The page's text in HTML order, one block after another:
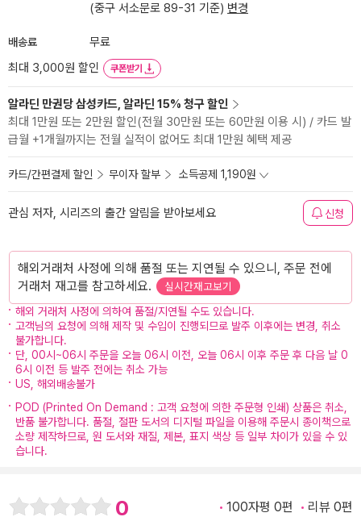
(중구 서소문로 89-31 기준) 변경
배송료
무료
최대 3,000원 할인
쿠폰받기
알라딘 만권당 삼성카드, 알라딘 15% 청구 할인
최대 1만원 또는 2만원 할인(전월 30만원 또는 60만원 이용 시) / 카드 발
급월 +1개월까지는 전월 실적이 없어도 최대 1만원 혜택 제공
카드/간편결제 할인 무이자 할부 소득공제 1,190원
관심 저자, 시리즈의 출간 알림을 받아보세요 신청
해외거래처 사정에 의해 품절 또는 지연될 수 있으니, 주문 전에
거래처 재고를 참고하세요.
실시간재고보기
해외 거래처 사정에 의하여 품절/지연될 수도 있습니다.
고객님의 요청에 의해 제작 및 수입이 진행되므로 발주 이후에는 변경, 취소
불가합니다.
단, 00시~06시 주문을 오늘 06시 이전, 오늘 06시 이후 주문 후 다음 날 0
6시 이전 등 발주 전에는 취소 가능
US, 해외배송불가
POD (Printed On Demand : 고객 요청에 의한 주문형 인쇄) 상품은 취소,
반품 불가합니다. 품절, 절판 도서의 디지털 파일을 이용해 주문시 종이책으로
소량 제작하므로, 원 도서와 재질, 제본, 표지 색상 등 일부 차이가 있을 수 있
습니다.
0 100자평 0편 리뷰 0편